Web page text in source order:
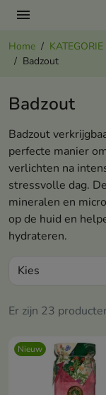
menu
Home KATEGORIE
Badzout
Badzout
Badzout
perfecte manier
verlichten na
stressvolle dag.
mineralen en
op de huid en
hydrateren.
Er zijn 23
Kies
Nieuw